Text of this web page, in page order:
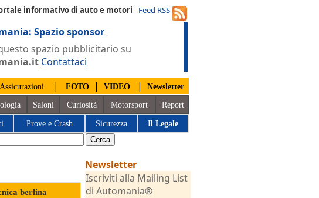
informativo di auto e motori - Feed RSS
Spazio sponsor
spazio pubblicitario su
Contattaci
Assicurazioni | FOTO | VIDEO | Newsletter
Saloni Curiosità Motorsport Report
Prove e Crash Sicurezza Il Legale
berlina
Newsletter
Iscriviti alla Mailing List
di Automania®